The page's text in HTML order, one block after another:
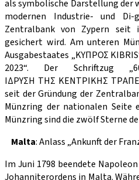
als symbolische Darstellung
modernen Industrie- und
Zentralbank von Zypern seit
gesichert wird. Am unteren
Ausgabestaates „ΚYΠΡΟΣ
2023“. Der Schriftzug
IΔΡΥΣΗ ΤΗΣ ΚΕΝΤΡΙKHΣ
seit der Gründung der
Münzring der nationalen Seite
Münzring sind die zwölf Sterne
Malta: Anlass „Ankunft der
Im Juni 1798 beendete
Johanniterordens in Malta.